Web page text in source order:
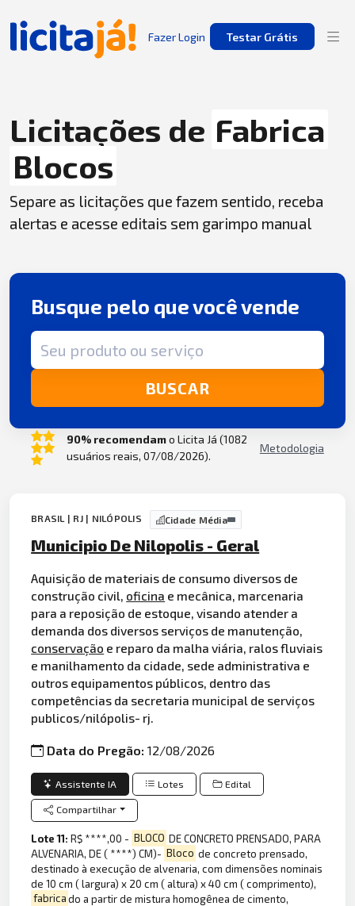
Fazer Login Testar Grátis
Licitações de Fabrica
Blocos
Separe as licitações que fazem sentido, receba
alertas e acesse editais sem garimpo manual
Busque pelo que você vende
Termo de busca
BUSCAR
90% recomendamo Licita Já (1082
usuários reais, 07/08/2026).
Metodologia
BRASIL | RJ | NILÓPOLIS Cidade Média
Municipio De Nilopolis - Geral
Aquisição de materiais de consumo diversos de
construção civil, oficina e mecânica, marcenaria
para a reposição de estoque, visando atender a
demanda dos diversos serviços de manutenção,
conservação e reparo da malha viária, ralos fluviais
e manilhamento da cidade, sede administrativa e
outros equipamentos públicos, dentro das
competências da secretaria municipal de serviços
publicos/nilópolis- rj.
Data do Pregão:12/08/2026
Assistente IA Lotes Edital
Compartilhar
Lote 11:R$ ****,00 - BLOCO DE CONCRETO PRENSADO, PARA
ALVENARIA, DE ( ****) CM)- Bloco de concreto prensado,
destinado à execução de alvenaria, com dimensões nominais
de 10 cm ( largura) x 20 cm ( altura) x 40 cm ( comprimento),
fabricado a partir de mistura homogênea de cimento,